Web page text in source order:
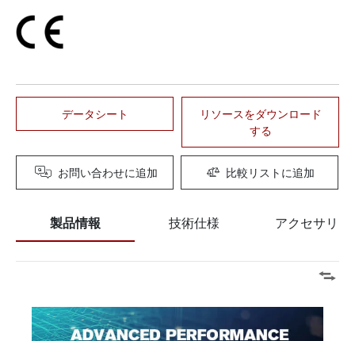
データシート
リソースをダウンロード
する
お問い合わせに追加 比較リストに追加
製品情報 技術仕様 アクセサリー